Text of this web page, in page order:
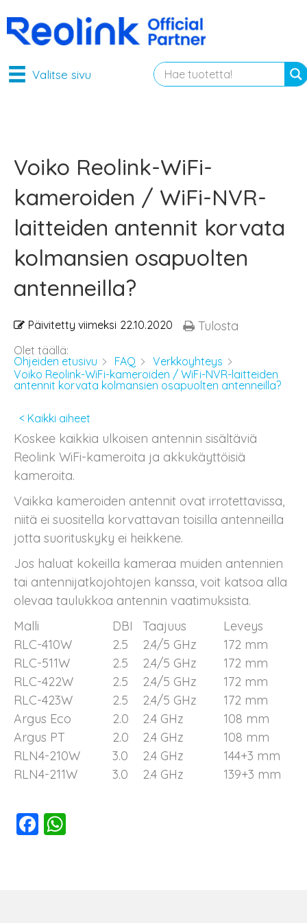
Valitse sivu
Voiko Reolink-WiFi-
kameroiden / WiFi-NVR-
laitteiden antennit korvata
kolmansien osapuolten
antenneilla?
Päivitetty viimeksi 22.10.2020 Tulosta
Olet täällä:
Ohjeiden etusivu
FAQ
Verkkoyhteys
Voiko Reolink-WiFi-kameroiden / WiFi-NVR-laitteiden
antennit korvata kolmansien osapuolten antenneilla?
< Kaikki aiheet
Koskee kaikkia ulkoisen antennin sisältäviä
Reolink WiFi-kameroita ja akkukäyttöisiä
kameroita.
Vaikka kameroiden antennit ovat irrotettavissa,
niitä ei suositella korvattavan toisilla antenneilla
jotta suorituskyky ei heikkene.
Jos haluat kokeilla kameraa muiden antennien
tai antennijatkojohtojen kanssa, voit katsoa alla
olevaa taulukkoa antennin vaatimuksista.
Malli
DBI Taajuus
Leveys
RLC-410W
2.5 2.4/5 GHz
172 mm
RLC-511W
2.5 2.4/5 GHz
172 mm
RLC-422W
2.5 2.4/5 GHz
172 mm
RLC-423W
2.5 2.4/5 GHz
172 mm
Argus Eco
2.0 2.4 GHz
108 mm
Argus PT
2.0 2.4 GHz
108 mm
RLN4-210W
3.0 2.4 GHz 144+3 mm
RLN4-211W
3.0 2.4 GHz 139+3 mm
F